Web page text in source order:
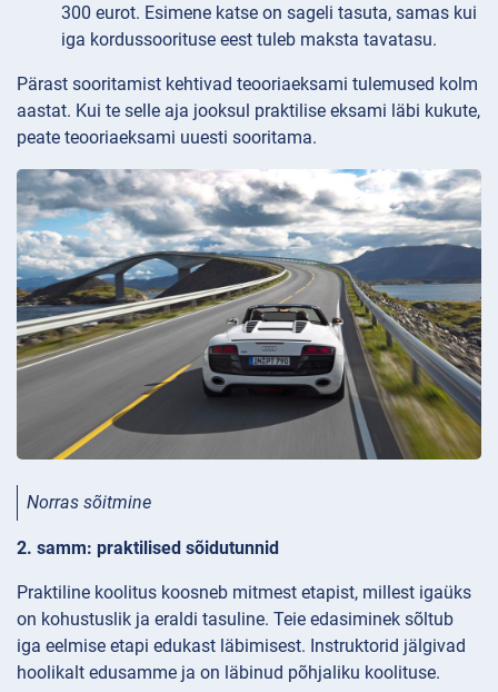
300 eurot. Esimene katse on sageli tasuta, samas kui
iga kordussoorituse eest tuleb maksta tavatasu.
Pärast sooritamist kehtivad teooriaeksami tulemused kolm
aastat. Kui te selle aja jooksul praktilise eksami läbi kukute,
peate teooriaeksami uuesti sooritama.
Norras sõitmine
2. samm: praktilised sõidutunnid
Praktiline koolitus koosneb mitmest etapist, millest igaüks
on kohustuslik ja eraldi tasuline. Teie edasiminek sõltub
iga eelmise etapi edukast läbimisest. Instruktorid jälgivad
hoolikalt edusamme ja on läbinud põhjaliku koolituse.